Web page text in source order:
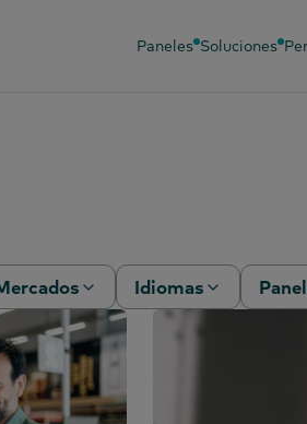
Paneles Soluciones
Argentina
Idiomas